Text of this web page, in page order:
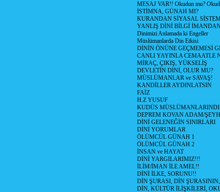
MESAJ VAR!! Okudun mu?
İSTİMNA, GÜNAH MI?
KURANDAN SİYASAL
YANLIŞ DİNİ BİLGİ
Dinimizi Anlamada ki Engeller
Müslümanlarda Din Etkisi
DİNİN ÖNÜNE GEÇMEMESİ
CANLI YAYINLA CEMAATLE
MİRAÇ, ÇIKIŞ, YÜKSELİŞ
DEVLETİN DİNİ, OLUR MU?
MÜSLÜMANLAR ve SAVAŞ!
KANDİLLER AYDINLATSIN
FAİZ
H.Z YUSUF
KUDÜS
DEPREM KOVAN ADAM/ŞEYH
DİNİ GELENEĞİN SINIRLARI
DİNİ YORUMLAR
ÖLÜMCÜL GÜNAH 1
ÖLÜMCÜL GÜNAH 2
İNSAN ve HAYAT
DİNİ YARGILARIMIZ!!!
İLİM/İMAN İLE AMEL!!
DİNİ İLKE, SORUNU!!
DİN ŞURASI, DİN
DİN, KÜLTÜR İLİŞKİLERİ,